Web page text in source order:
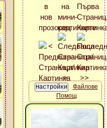
Файлове
Помощ